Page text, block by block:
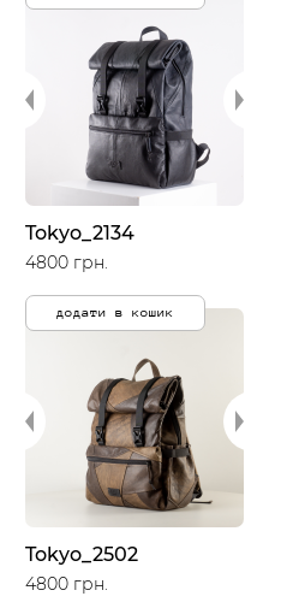
Tokyo_2134
4800 грн.
додати в кошик
Tokyo_2502
4800 грн.